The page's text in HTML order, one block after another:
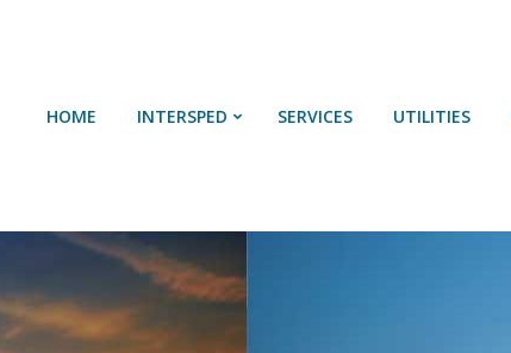
HOME INTERSPED SERVICES UTILITIES
SERVIÇOS
CONTACTOS